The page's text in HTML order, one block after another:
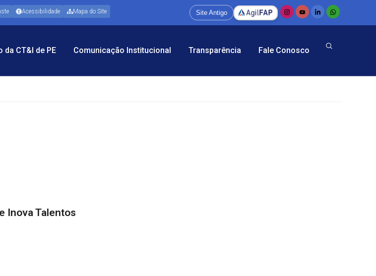
Acessibilidade Mapa do Site Site Antigo
da CT&I de PE Comunicação Institucional Transparência Fale Conosco
Inova Talentos